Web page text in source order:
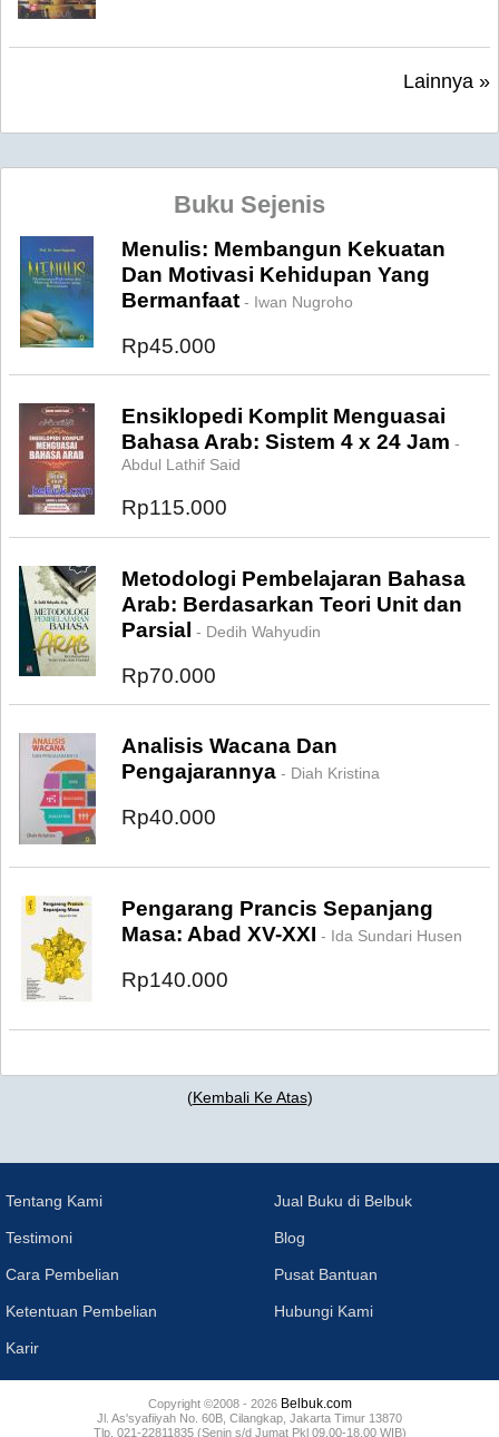
Lainnya »
Buku Sejenis
Menulis: Membangun Kekuatan
Dan Motivasi Kehidupan Yang
Bermanfaat - Iwan Nugroho
Rp45.000
Ensiklopedi Komplit Menguasai
Bahasa Arab: Sistem 4 x 24 Jam -
Abdul Lathif Said
Rp115.000
Metodologi Pembelajaran Bahasa
Arab: Berdasarkan Teori Unit dan
Parsial - Dedih Wahyudin
Rp70.000
Analisis Wacana Dan
Pengajarannya - Diah Kristina
Rp40.000
Pengarang Prancis Sepanjang
Masa: Abad XV-XXI - Ida Sundari Husen
Rp140.000
(Kembali Ke Atas)
Tentang Kami
Testimoni
Cara Pembelian
Ketentuan Pembelian
Karir
Jual Buku di Belbuk
Blog
Pusat Bantuan
Hubungi Kami
Copyright ©2008 - 2026 Belbuk.com
Jl. As'syafiiyah No. 60B, Cilangkap, Jakarta Timur 13870
Tlp. 021-22811835 (Senin s/d Jumat Pkl 09.00-18.00 WIB)